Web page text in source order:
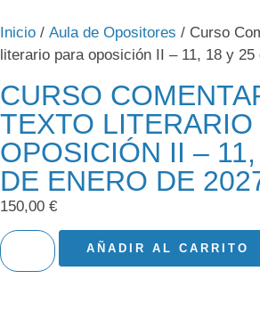
Inicio / Aula de Opositores / Curso
literario para oposición II – 11, 18 y 25
CURSO
TEXTO LITERARIO
OPOSICIÓN II –
DE ENERO DE
150,00 €
AÑADIR AL CARRITO